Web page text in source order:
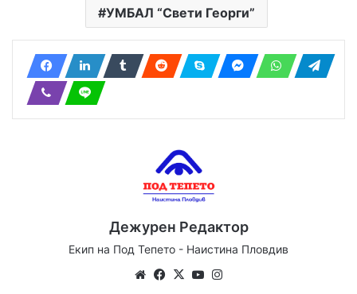
УМБАЛ “Свети Георги”
Дежурен Редактор
Екип на Под Тепето - Наистина Пловдив
WebsiteFacebook
X YouTube